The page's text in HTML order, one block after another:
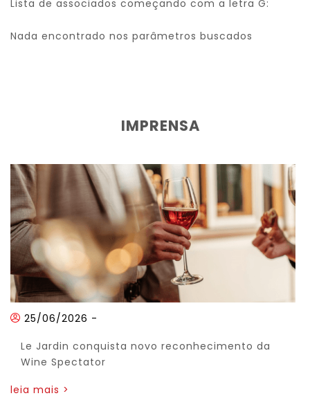
Lista de associados começando com a letra G:
Nada encontrado nos parâmetros buscados
IMPRENSA
25/06/2026 -
Le Jardin conquista novo reconhecimento da
Wine Spectator
leia mais >